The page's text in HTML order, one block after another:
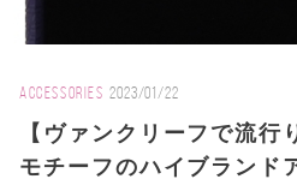
ACCESSORIES 2023/01/22
【ヴァンクリーフで流行
モチーフのハイブランド